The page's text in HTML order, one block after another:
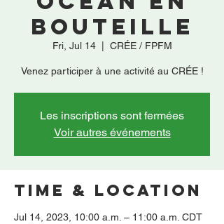
bouteille
Fri, Jul 14
  |
CRÉE / FPFM
Venez participer à une activité au CRÉE !
Les inscriptions sont fermées
Voir autres événements
Time & Location
Jul 14, 2023, 10:00 a.m. – 11:00 a.m. CDT